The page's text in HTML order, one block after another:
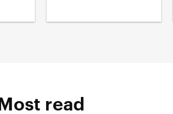
Most read